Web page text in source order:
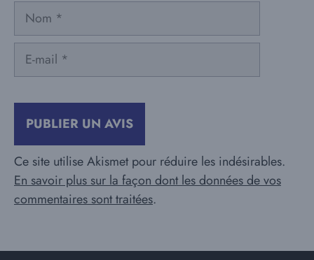
Nom
Ce site utilise Akismet pour réduire les indésirables.
En savoir plus sur la façon dont les données de vos
commentaires sont traitées.